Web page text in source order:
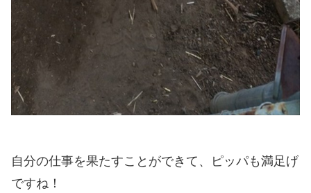
自分の仕事を果たすことができて、ピッパも満足げ
ですね！